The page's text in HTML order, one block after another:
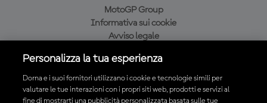
MotoGP Group
Informativa sui cookie
Avviso legale
Condizioni di acquisto
Personalizza la tua esperienza
Dorna e i suoi fornitori utilizzano i cookie e tecnologie simili per
valutare le tue interazioni con i propri siti web, prodotti e servizi al
fine di mostrarti una pubblicità personalizzata basata sulle tue